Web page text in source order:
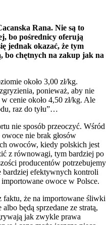
Rana. Nie są to
bo pośrednicy oferują
jednak okazać, że tym
bo chętnych na zakup jak na
około 3,00 zł/kg.
ponieważ, aby nie
cenie około 4,50 zł/kg. Ale
raz do tyłu”…
nie sposób przeoczyć. Wśród
nie brak głosów
owoców, kiedy polskich jest
z równowagi, tym bardziej po
producentów potrzebujemy
bardziej efektywnych kontroli
owoce w Polsce.
że na importowane śliwki
będą sprzedane ze stratą,
jak zwykle prawa